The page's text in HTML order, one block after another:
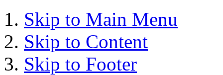
Skip to Main Menu
Skip to Content
Skip to Footer